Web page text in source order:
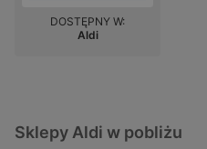
DOSTĘPNY W:
Aldi
Sklepy Aldi w pobliżu